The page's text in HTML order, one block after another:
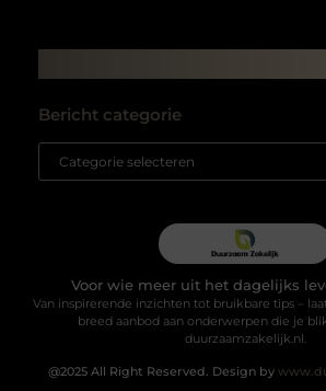
Bericht categorie
Voor wie meer uit het dagelijks
Van inspirerende inzichten tot bruikbare tips –
breed aanbod aan onderwerpen die je
duurzaamzakelijk.nl.
@2025 All Right Reserved. Design by